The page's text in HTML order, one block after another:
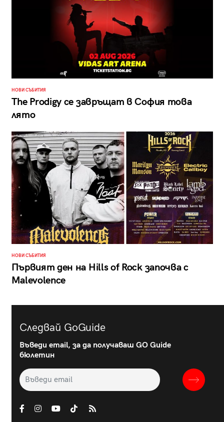
НОВИ СЪБИТИЯ
The Prodigy се завръщат в София това
лято
НОВИ СЪБИТИЯ
Първият ден на Hills of Rock започва с
Malevolence
Следвай GoGuide
Въведи email, за да получаваш GO Guide
бюлетин